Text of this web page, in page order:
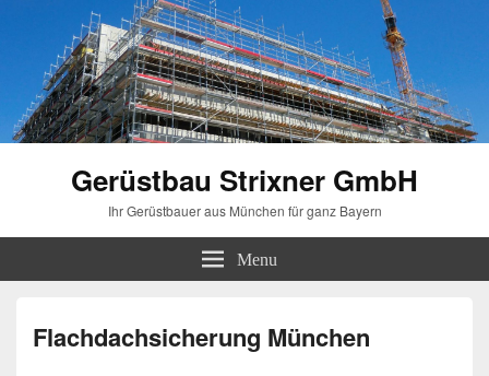
Gerüstbau Strixner GmbH
Ihr Gerüstbauer aus München für ganz Bayern
Menu
Flachdachsicherung München